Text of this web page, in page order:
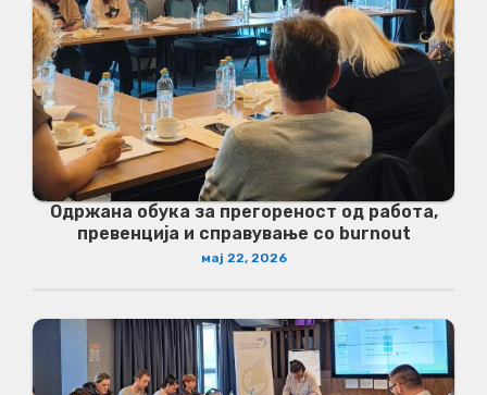
Одржана обука за прегореност од работа,
превенција и справување со burnout
мај 22, 2026